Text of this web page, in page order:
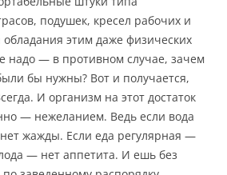
подушек, кресел рабочих и
этим даже физических
надо — в противном случае, зачем
бы нужны? Вот и получается,
И организм на этот достаток
— нежеланием. Ведь если вода
жажды. Если еда регулярная —
— нет аппетита. И ешь без